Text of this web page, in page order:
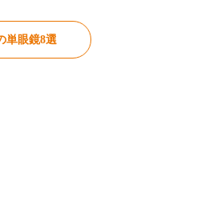
単眼鏡8選